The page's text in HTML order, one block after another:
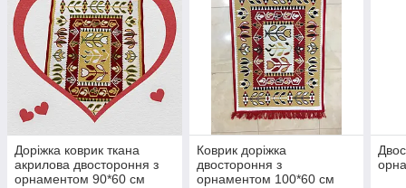
Доріжка коврик ткана
акрилова двостороння з
орнаментом 90*60 см
Коврик доріжка
двостороння з
орнаментом 100*60 см